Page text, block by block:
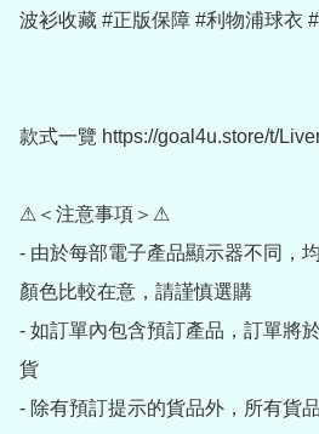
波衫收藏 #正版保障 #利物浦球衣
款式一覽 https://goal4u.store/t/
⚠＜注意事項＞⚠
- 由於每部電子產品顯示器不同，
顏色比較在意，請謹慎選購
- 如訂單內包含預訂產品，訂單將
貨
- 除有預訂提示的貨品外，所有貨